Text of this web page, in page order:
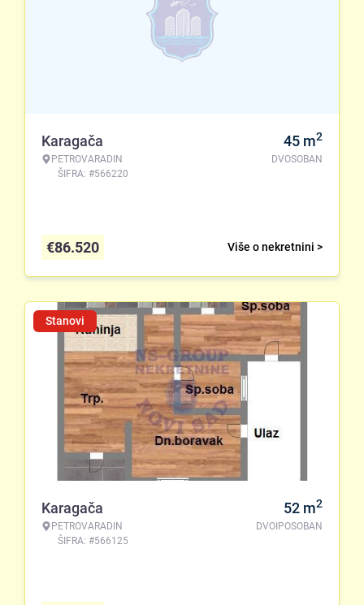
Karagača
PETROVARADIN
ŠIFRA: #566220
45 m2
DVOSOBAN
Više o nekretnini >
€86.520
Stanovi
Karagača
PETROVARADIN
ŠIFRA: #566125
52 m2
DVOIPOSOBAN